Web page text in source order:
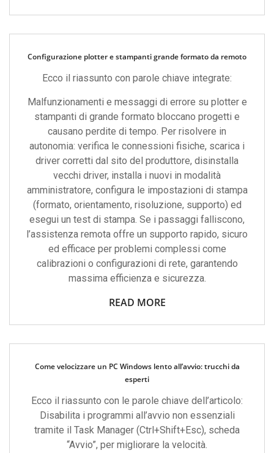
Configurazione plotter e stampanti grande formato da remoto
Ecco il riassunto con parole chiave integrate:
Malfunzionamenti e messaggi di errore su plotter e
stampanti di grande formato bloccano progetti e
causano perdite di tempo. Per risolvere in
autonomia: verifica le connessioni fisiche, scarica i
driver corretti dal sito del produttore, disinstalla
vecchi driver, installa i nuovi in modalità
amministratore, configura le impostazioni di stampa
(formato, orientamento, risoluzione, supporto) ed
esegui un test di stampa. Se i passaggi falliscono,
l’assistenza remota offre un supporto rapido, sicuro
ed efficace per problemi complessi come
calibrazioni o configurazioni di rete, garantendo
massima efficienza e sicurezza.
READ MORE
Come velocizzare un PC Windows lento all’avvio: trucchi da
esperti
Ecco il riassunto con le parole chiave dell’articolo:
Disabilita i programmi all’avvio non essenziali
tramite il Task Manager (Ctrl+Shift+Esc), scheda
“Avvio”, per migliorare la velocità.